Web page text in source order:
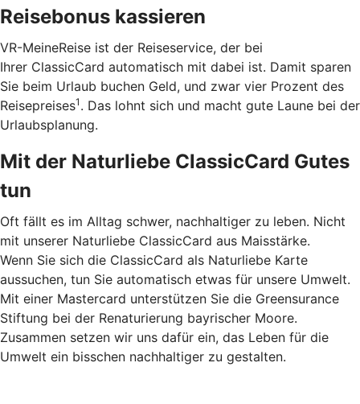
Reisebonus kassieren
VR-MeineReise ist der Reiseservice, der bei
Ihrer ClassicCard automatisch mit dabei ist. Damit sparen
Sie beim Urlaub buchen Geld, und zwar vier Prozent des
Reisepreises1 . Das lohnt sich und macht gute Laune bei der
Urlaubsplanung.
Mit der Naturliebe ClassicCard Gutes
tun
Oft fällt es im Alltag schwer, nachhaltiger zu leben. Nicht
mit unserer Naturliebe ClassicCard aus Maisstärke.
Wenn Sie sich die ClassicCard als Naturliebe Karte
aussuchen, tun Sie automatisch etwas für unsere Umwelt.
Mit einer Mastercard unterstützen Sie die Greensurance
Stiftung bei der Renaturierung bayrischer Moore.
Zusammen setzen wir uns dafür ein, das Leben für die
Umwelt ein bisschen nachhaltiger zu gestalten.